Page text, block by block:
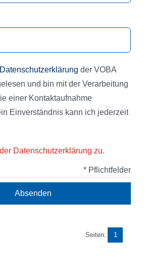
Datenschutzerklärung der VOBA
und bin mit der Verarbeitung
einer Kontaktaufnahme
Einverständnis kann ich jederzeit
Datenschutzerklärung zu.
* Pflichtfelder
Seiten: 1